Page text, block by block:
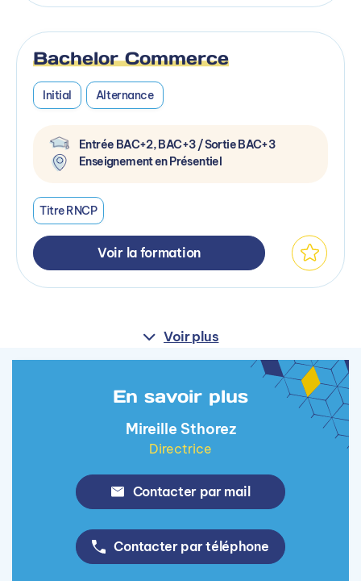
Bachelor Commerce
Initial Alternance
Entrée BAC+2, BAC+3 / Sortie BAC+3
Enseignement en Présentiel
Titre RNCP
Voir la formation
Voir plus
En savoir plus
Mireille Sthorez
Directrice
Contacter par mail
Contacter par téléphone